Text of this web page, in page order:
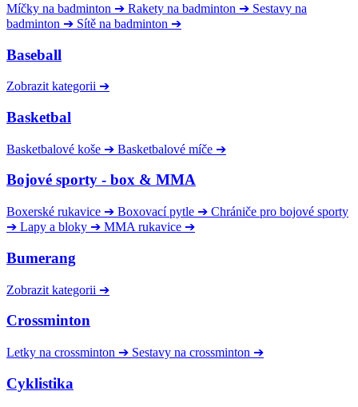
Míčky na badminton ➔ Rakety na badminton ➔ Sestavy na
badminton ➔ Sítě na badminton ➔
Baseball
Zobrazit kategorii ➔
Basketbal
Basketbalové koše ➔ Basketbalové míče ➔
Bojové sporty - box & MMA
Boxerské rukavice ➔ Boxovací pytle ➔ Chrániče pro bojové sporty
➔ Lapy a bloky ➔ MMA rukavice ➔
Bumerang
Zobrazit kategorii ➔
Crossminton
Letky na crossminton ➔ Sestavy na crossminton ➔
Cyklistika